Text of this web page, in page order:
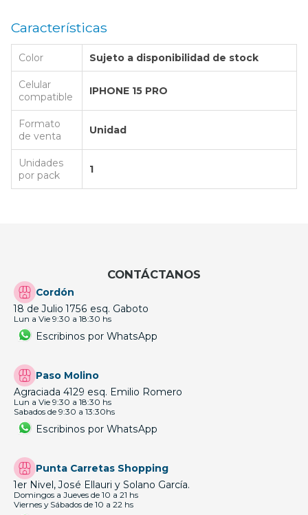
Características
Color Sujeto a disponibilidad de stock
Celular
compatible
IPHONE 15 PRO
Formato
de venta
Unidad
Unidades
por pack
1
CONTÁCTANOS
Cordón
18 de Julio 1756 esq. Gaboto
Lun a Vie 9:30 a 18:30 hs
Escribinos por WhatsApp
Paso Molino
Agraciada 4129 esq. Emilio Romero
Lun a Vie 9:30 a 18:30 hs
Sabados de 9:30 a 13:30hs
Escribinos por WhatsApp
Punta Carretas Shopping
1er Nivel, José Ellauri y Solano García.
Domingos a Jueves de 10 a 21 hs
Viernes y Sábados de 10 a 22 hs